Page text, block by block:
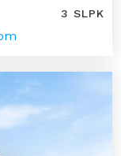
3 SLPK